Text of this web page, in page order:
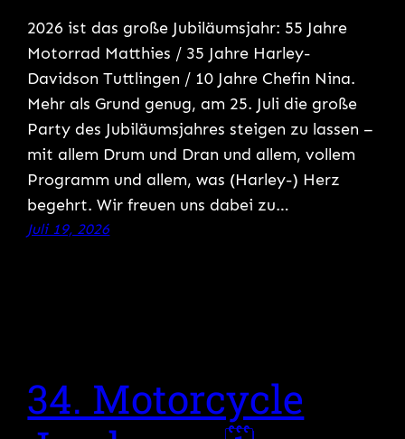
2026 ist das große Jubiläumsjahr: 55 Jahre
Motorrad Matthies / 35 Jahre Harley-
Davidson Tuttlingen / 10 Jahre Chefin Nina.
Mehr als Grund genug, am 25. Juli die große
Party des Jubiläumsjahres steigen zu lassen –
mit allem Drum und Dran und allem, vollem
Programm und allem, was (Harley-) Herz
begehrt. Wir freuen uns dabei zu…
Juli 19, 2026
34. Motorcycle